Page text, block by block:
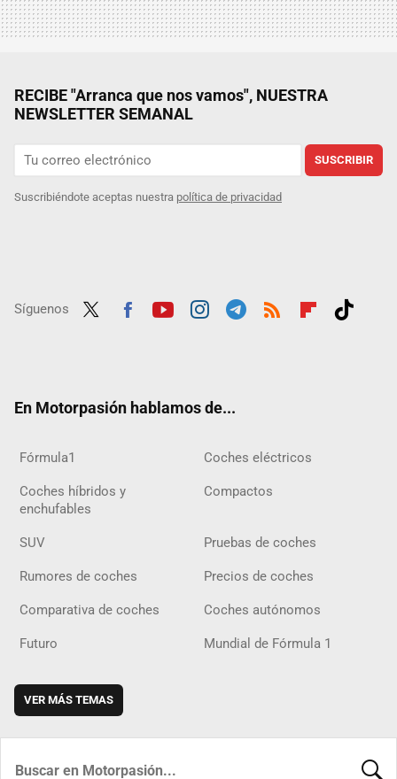
RECIBE "Arranca que nos vamos", NUESTRA
NEWSLETTER SEMANAL
SUSCRIBIR
Suscribiéndote aceptas nuestra política de privacidad
Síguenos
En Motorpasión hablamos de...
Fórmula1 Coches eléctricos
Coches híbridos y
enchufables
Compactos
SUV Pruebas de coches
Rumores de coches Precios de coches
Comparativa de coches Coches autónomos
Futuro Mundial de Fórmula 1
VER MÁS TEMAS